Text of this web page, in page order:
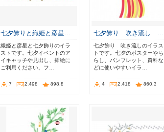
七夕飾りと織姫と彦星…
織姫と彦星と七夕飾りのイラ
ストです。七夕イベントのア
イキャッチや見出し、挿絵に
ご利用ください。フ…
7 2,498 898.8
七夕飾り 吹き流し …
七夕飾り 吹き流しのイラス
トです。七夕のポスターやち
らし、パンフレット、資料な
どに使いやすいイラ…
4 2,418 860.3